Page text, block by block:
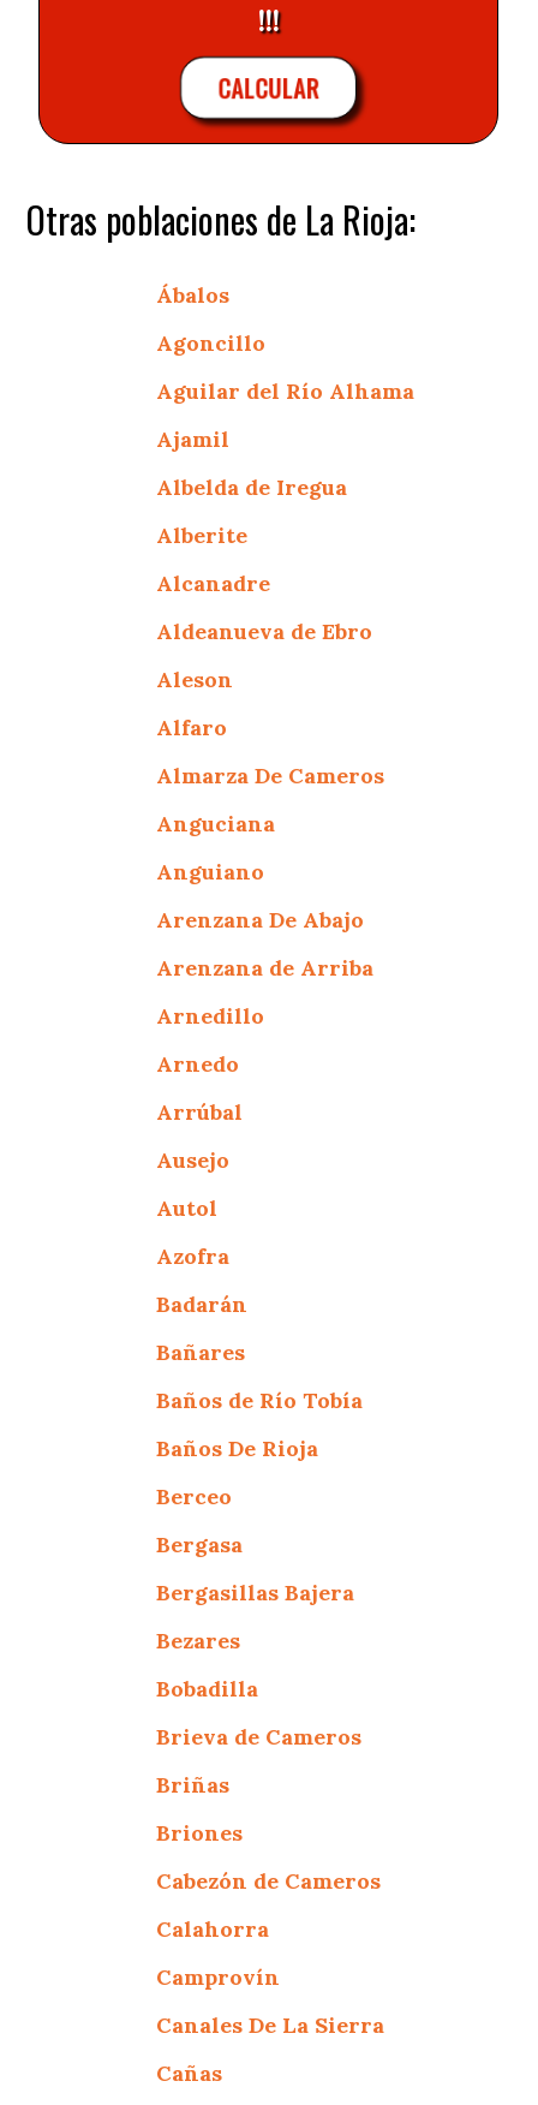
!!!
CALCULAR
Otras poblaciones de La Rioja:
Ábalos
Agoncillo
Aguilar del Río Alhama
Ajamil
Albelda de Iregua
Alberite
Alcanadre
Aldeanueva de Ebro
Aleson
Alfaro
Almarza De Cameros
Anguciana
Anguiano
Arenzana De Abajo
Arenzana de Arriba
Arnedillo
Arnedo
Arrúbal
Ausejo
Autol
Azofra
Badarán
Bañares
Baños de Río Tobía
Baños De Rioja
Berceo
Bergasa
Bergasillas Bajera
Bezares
Bobadilla
Brieva de Cameros
Briñas
Briones
Cabezón de Cameros
Calahorra
Camprovín
Canales De La Sierra
Cañas